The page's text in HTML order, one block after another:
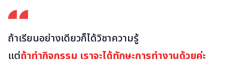
ถ้าเรียนอย่างเดียวก็ได้วิชาความรู้
แต่ถ้าทำกิจกรรม เราจะได้ทักษะการทำงานด้วยค่ะ